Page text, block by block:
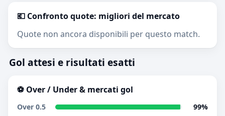
💶 Confronto quote: migliori del mercato
Quote non ancora disponibili per questo match.
Gol attesi e risultati esatti
⚽ Over / Under & mercati gol
Over 0.5
99%